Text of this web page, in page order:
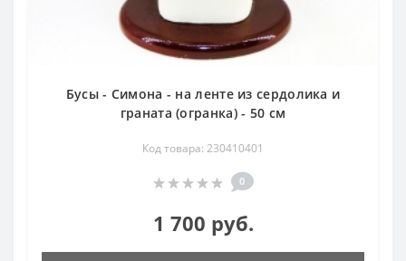
Бусы - Симона - на ленте из сердолика и
граната (огранка) - 50 см
Код товара: 230410401
0
1 700 руб.